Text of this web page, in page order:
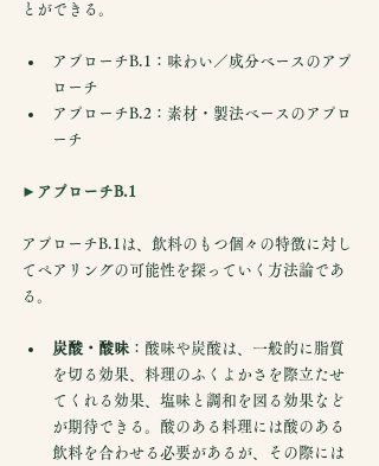
とができる。
アプローチB.1：味わい／成分ベースのアプ
ローチ
アプローチB.2：素材・製法ベースのアプロ
ーチ
►アプローチB.1
アプローチB.1は、飲料のもつ個々の特徴に対し
てペアリングの可能性を探っていく方法論であ
る。
炭酸・酸味 ：酸味や炭酸は、一般的に脂質
を切る効果、料理のふくよかさを際立たせ
てくれる効果、塩味と調和を図る効果など
が期待できる。酸のある料理には酸のある
飲料を合わせる必要があるが、その際には